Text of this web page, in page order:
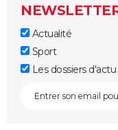
Actualité
Sport
Les dossiers d'actu